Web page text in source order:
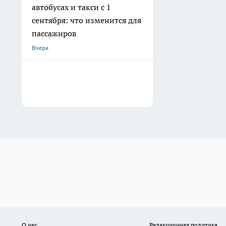
автобусах и такси с 1
сентября: что изменится для
пассажиров
Вчера